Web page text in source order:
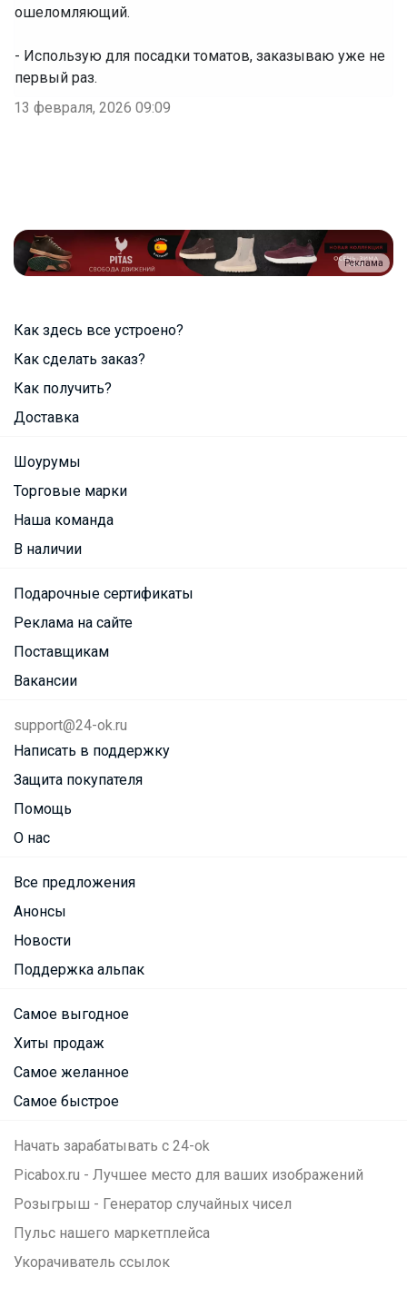
ошеломляющий.
- Использую для посадки томатов, заказываю уже не
первый раз.
13 февраля, 2026 09:09
Реклама
Как здесь все устроено?
Как сделать заказ?
Как получить?
Доставка
Шоурумы
Торговые марки
Наша команда
В наличии
Подарочные сертификаты
Реклама на сайте
Поставщикам
Вакансии
support@24-ok.ru
Написать в поддержку
Защита покупателя
Помощь
О нас
Все предложения
Анонсы
Новости
Поддержка альпак
Самое выгодное
Хиты продаж
Самое желанное
Самое быстрое
Начать зарабатывать с 24-ok
Picabox.ru - Лучшее место для ваших изображений
Розыгрыш - Генератор случайных чисел
Пульс нашего маркетплейса
Укорачиватель ссылок